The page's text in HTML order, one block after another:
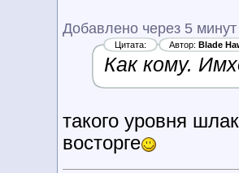
Добавлено через 5 минут
Цитата: Автор: Blade
Как кому.
такого уровня
восторге